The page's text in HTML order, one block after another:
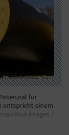
für
entspricht einem
images /